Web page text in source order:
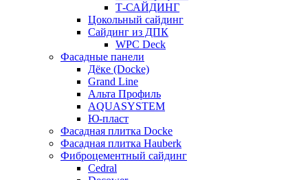
Т-САЙДИНГ
Цокольный сайдинг
Сайдинг из ДПК
WPC Deck
Фасадные панели
Дёке (Docke)
Grand Line
Альта Профиль
AQUASYSTEM
Ю-пласт
Фасадная плитка Docke
Фасадная плитка Hauberk
Фиброцементный сайдинг
Cedral